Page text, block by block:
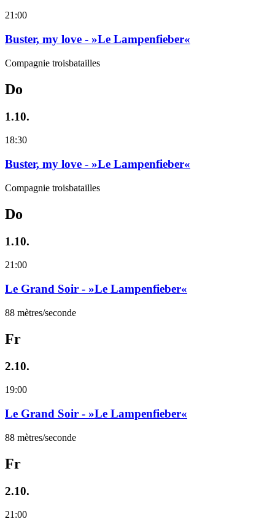
21:00
Buster, my love - »Le Lampenfieber«
Compagnie troisbatailles
Do
1.10.
18:30
Buster, my love - »Le Lampenfieber«
Compagnie troisbatailles
Do
1.10.
21:00
Le Grand Soir - »Le Lampenfieber«
88 mètres/seconde
Fr
2.10.
19:00
Le Grand Soir - »Le Lampenfieber«
88 mètres/seconde
Fr
2.10.
21:00